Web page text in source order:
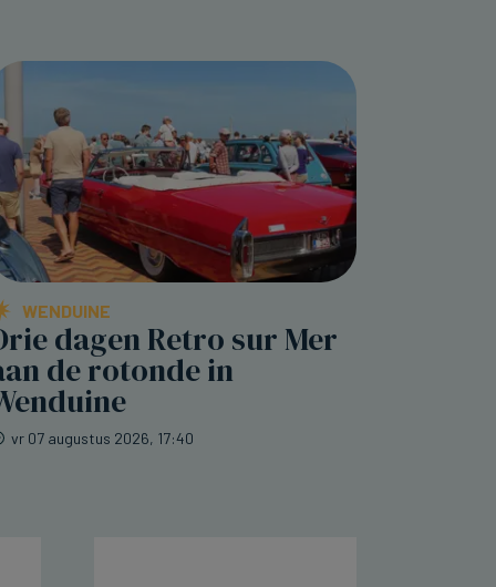
WENDUINE
dagen Retro sur Mer
de rotonde in
vr 07 augustus 2026, 17:40